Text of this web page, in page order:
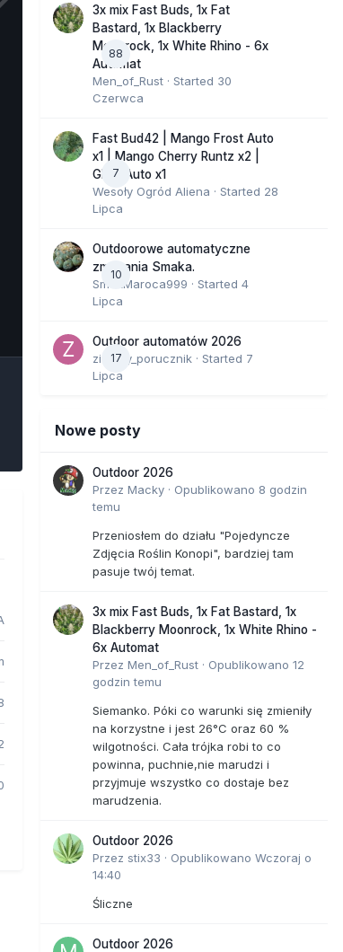
88
3x mix Fast Buds, 1x Fat
Bastard, 1x Blackberry
Moonrock, 1x White Rhino - 6x
Automat
Men_of_Rust · Started 30
Czerwca
7
Fast Bud42 | Mango Frost Auto
x1 | Mango Cherry Runtz x2 |
GMO Auto x1
Wesoły Ogród Aliena · Started 28
Lipca
10
Outdoorowe automatyczne
zmagania Smaka.
SmakMaroca999 · Started 4
Lipca
17
Outdoor automatów 2026
zielony_porucznik · Started 7
Lipca
Nowe posty
Outdoor 2026
Przez Macky · Opublikowano 8 godzin
temu
Przeniosłem do działu "Pojedyncze
Zdjęcia Roślin Konopi", bardziej tam
pasuje twój temat.
3x mix Fast Buds, 1x Fat Bastard, 1x
Blackberry Moonrock, 1x White Rhino -
6x Automat
Przez Men_of_Rust · Opublikowano 12
godzin temu
Siemanko. Póki co warunki się zmieniły
na korzystne i jest 26°C oraz 60 %
wilgotności. Cała trójka robi to co
powinna, puchnie,nie marudzi i
przyjmuje wszystko co dostaje bez
marudzenia.
Outdoor 2026
Przez stix33 · Opublikowano Wczoraj o
14:40
Śliczne
Outdoor 2026